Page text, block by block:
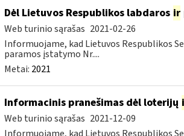
Dėl Lietuvos Respublikos labdaros ir
Web turinio sąrašas 2021-02-26
Informuojame, kad Lietuvos Respublikos
paramos įstatymo Nr....
Metai: 2021
Informacinis pranešimas dėl loterijų
Web turinio sąrašas 2021-12-09